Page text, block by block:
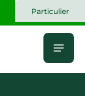
Particulier